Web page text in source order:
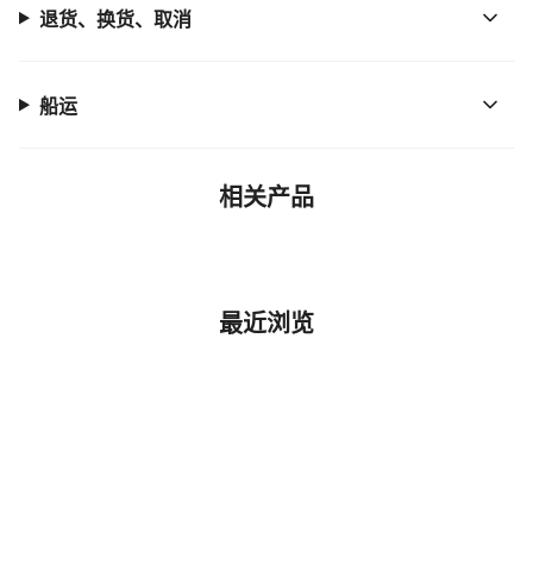
退货、换货、取消
船运
相关产品
最近浏览